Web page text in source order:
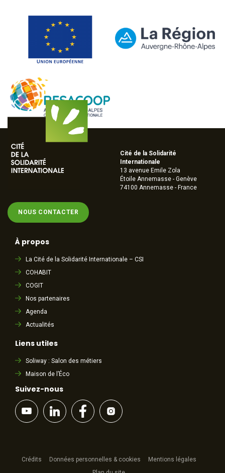
NOUS CONTACTER
Cité de la Solidarité
Internationale
13 avenue Emile Zola
Étoile Annemasse - Genève
74100 Annemasse - France
À propos
La Cité de la Solidarité Internationale – CSI
COHABIT
COGIT
Nos partenaires
Agenda
Actualités
Liens utiles
Soliway : Salon des métiers
Maison de l’Éco
Suivez-nous
Crédits Données personnelles & cookies
Mentions légales